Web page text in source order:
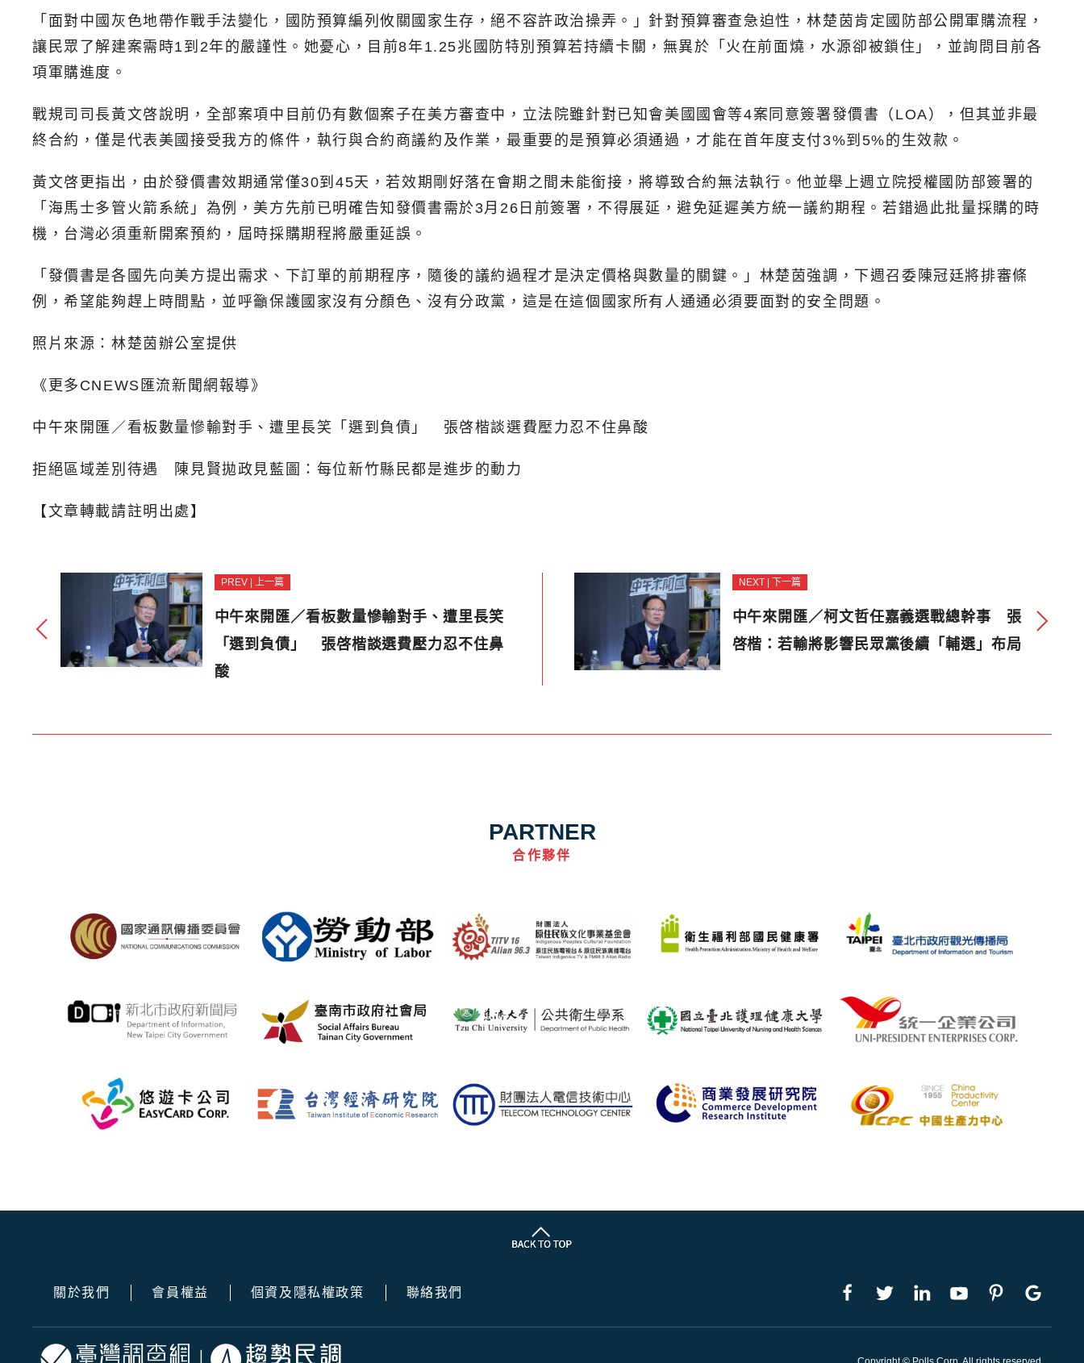
「面對中國灰色地帶作戰手法變化，國防預算編列攸關國家生存，絕不容許政治操弄。」針對預算審查急迫性，林楚茵肯定國防部公開軍購流程，
讓民眾了解建案需時1到2年的嚴謹性。她憂心，目前8年1.25兆國防特別預算若持續卡關，無異於「火在前面燒，水源卻被鎖住」，並詢問目前各
項軍購進度。
戰規司司長黃文啓說明，全部案項中目前仍有數個案子在美方審查中，立法院雖針對已知會美國國會等4案同意簽署發價書（LOA），但其並非最
終合約，僅是代表美國接受我方的條件，執行與合約商議約及作業，最重要的是預算必須通過，才能在首年度支付3%到5%的生效款。
黃文啓更指出，由於發價書效期通常僅30到45天，若效期剛好落在會期之間未能銜接，將導致合約無法執行。他並舉上週立院授權國防部簽署的
「海馬士多管火箭系統」為例，美方先前已明確告知發價書需於3月26日前簽署，不得展延，避免延遲美方統一議約期程。若錯過此批量採購的時
機，台灣必須重新開案預約，屆時採購期程將嚴重延誤。
「發價書是各國先向美方提出需求、下訂單的前期程序，隨後的議約過程才是決定價格與數量的關鍵。」林楚茵強調，下週召委陳冠廷將排審條
例，希望能夠趕上時間點，並呼籲保護國家沒有分顏色、沒有分政黨，這是在這個國家所有人通通必須要面對的安全問題。
照片來源：林楚茵辦公室提供
《更多CNEWS匯流新聞網報導》
中午來開匯／看板數量慘輸對手、遭里長笑「選到負債」 張啓楷談選費壓力忍不住鼻酸
拒絕區域差別待遇 陳見賢拋政見藍圖：每位新竹縣民都是進步的動力
【文章轉載請註明出處】
PREV | 上一篇
中午來開匯／看板數量慘輸對手、遭里長笑
「選到負債」 張啓楷談選費壓力忍不住鼻
酸
NEXT | 下一篇
中午來開匯／柯文哲任嘉義選戰總幹事 張
啓楷：若輸將影響民眾黨後續「輔選」布局
PARTNER
合作夥伴
關於我們 會員權益 個資及隱私權政策 聯絡我們